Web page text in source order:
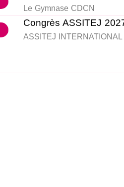
Le Gymnase CDCN
Congrès ASSITEJ
ASSITEJ